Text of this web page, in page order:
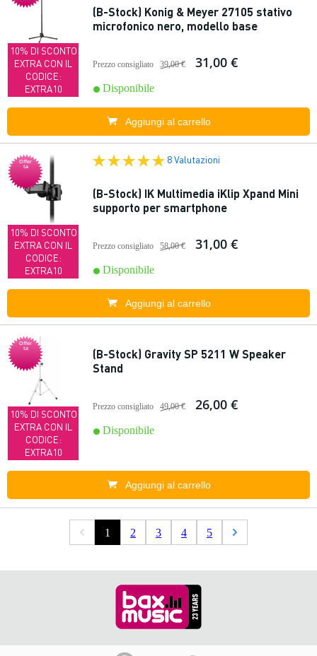
10% DI SCONTO
EXTRA CON IL
CODICE:
EXTRA10
(B-Stock) Konig & Meyer 27105 stativo
microfonico nero, modello base
Prezzo consigliato 39,00 € 31,00 €
Disponibile
Aggiungi al carrello
Offer
ta
10% DI SCONTO
EXTRA CON IL
CODICE:
EXTRA10
8 Valutazioni
(B-Stock) IK Multimedia iKlip Xpand Mini
supporto per smartphone
Prezzo consigliato 58,00 € 31,00 €
Disponibile
Aggiungi al carrello
Offer
ta
10% DI SCONTO
EXTRA CON IL
CODICE:
EXTRA10
(B-Stock) Gravity SP 5211 W Speaker
Stand
Prezzo consigliato 49,00 € 26,00 €
Disponibile
Aggiungi al carrello
1 2 3 4 5